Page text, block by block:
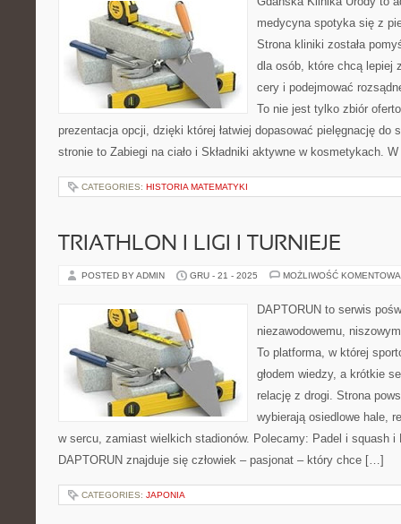
medycyna spotyka się z
Strona kliniki została
dla osób, które chcą lepiej
cery i podejmować
To nie jest tylko zbiór
prezentacja opcji, dzięki której łatwiej dopasować pielęgnację do
stronie to Zabiegi na ciało i Składniki aktywne w kosmetykach.
CATEGORIES: HISTORIA MATEMATYKI
TRIATHLON I LIGI I TURNIEJE
POSTED BY ADMIN GRU - 21 - 2025 MOŻLIWOŚĆ
DAPTORUN to serwis
niezawodowemu,
To platforma, w której
głodem wiedzy, a krótkie
relację z drogi. Strona
wybierają osiedlowe hale,
w sercu, zamiast wielkich stadionów. Polecamy: Padel i squash i
DAPTORUN znajduje się człowiek – pasjonat – który chce […]
CATEGORIES: JAPONIA